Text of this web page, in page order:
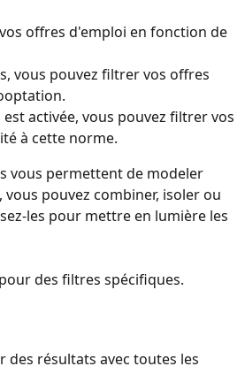
offres d'emploi en fonction de
vous pouvez filtrer vos offres
activée, vous pouvez filtrer vos
à cette norme.
vous permettent de modeler
vous pouvez combiner, isoler ou
les pour mettre en lumière les
des filtres spécifiques.
résultats avec toutes les